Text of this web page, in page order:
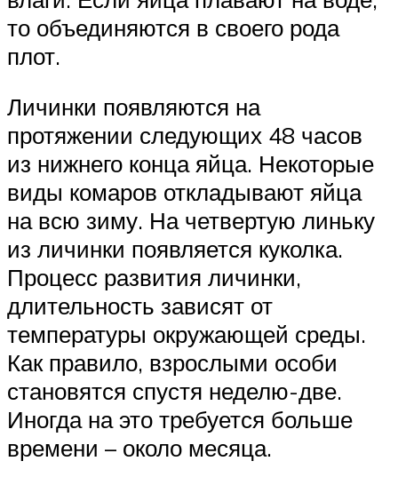
то объединяются в своего рода
плот.
Личинки появляются на
протяжении следующих 48 часов
из нижнего конца яйца. Некоторые
виды комаров откладывают яйца
на всю зиму. На четвертую линьку
из личинки появляется куколка.
Процесс развития личинки,
длительность зависят от
температуры окружающей среды.
Как правило, взрослыми особи
становятся спустя неделю-две.
Иногда на это требуется больше
времени – около месяца.